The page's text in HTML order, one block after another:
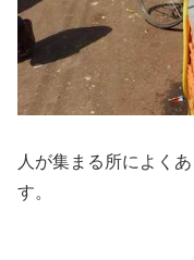
人が集まる所によく
す。